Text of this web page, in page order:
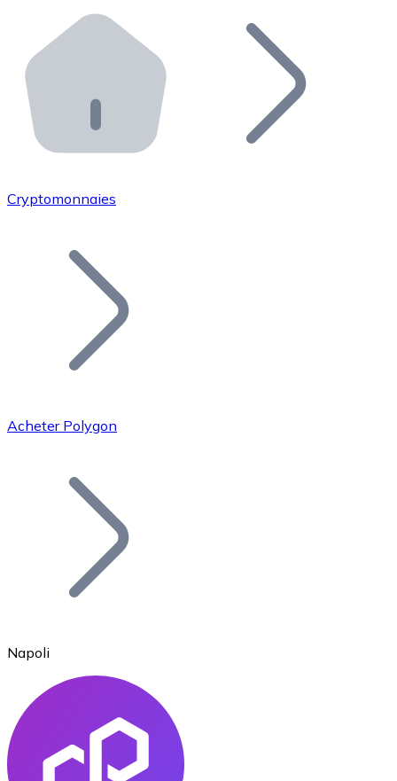
Distributeurs automatiques Bitnovo
Intégrez un ATM Bitnovo dans votre entreprise et
API Bitnovo
Intégrez notre API dans votre écosystème.
Rejoignez notre réseau de distributeurs et
Ajoutez le token de votre projet à notre service
Bitcoin
Ethereum
Cryptomonnaies
Acheter Polygon
Napoli